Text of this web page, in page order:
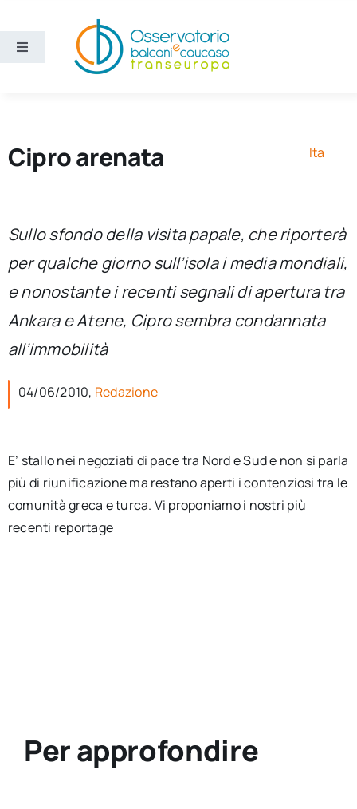
contenuto
Toggle
Sezioni
Chi siamo
Cerca
Ita
Cipro arenata Ita
Sullo sfondo della visita papale, che riporterà
per qualche giorno sull’isola i media mondiali,
e nonostante i recenti segnali di apertura tra
Ankara e Atene, Cipro sembra condannata
all’immobilità
04/06/2010, Redazione
E’ stallo nei negoziati di pace tra Nord e Sud e non si parla
più di riunificazione ma restano aperti i contenziosi tra le
comunità greca e turca. Vi proponiamo i nostri più
recenti reportage
Per approfondire